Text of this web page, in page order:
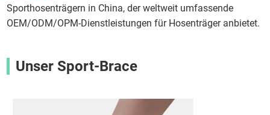
Sporthosenträgern in China, der weltweit umfassende
OEM/ODM/OPM-Dienstleistungen für Hosenträger anbietet.
Unser Sport-Brace